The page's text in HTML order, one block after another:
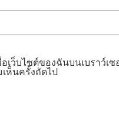
เว็บไซต์ของฉันบนเบราว์เซ
ห็นครั้งถัดไป